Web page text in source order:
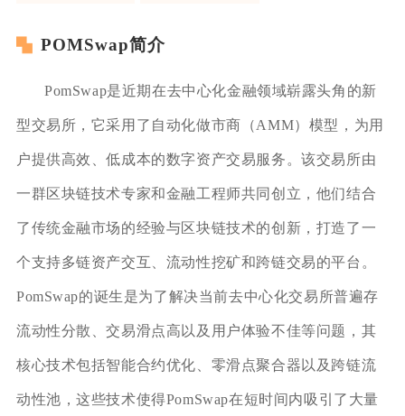
POMSwap简介
PomSwap是近期在去中心化金融领域崭露头角的新
型交易所，它采用了自动化做市商（AMM）模型，为用
户提供高效、低成本的数字资产交易服务。该交易所由
一群区块链技术专家和金融工程师共同创立，他们结合
了传统金融市场的经验与区块链技术的创新，打造了一
个支持多链资产交互、流动性挖矿和跨链交易的平台。
PomSwap的诞生是为了解决当前去中心化交易所普遍存
流动性分散、交易滑点高以及用户体验不佳等问题，其
核心技术包括智能合约优化、零滑点聚合器以及跨链流
动性池，这些技术使得PomSwap在短时间内吸引了大量